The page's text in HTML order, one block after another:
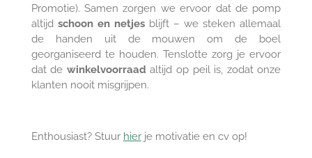
Promotie). Samen zorgen we ervoor dat de pomp
altijd schoon en netjesblijft – we steken allemaal
de handen uit de mouwen om de boel
georganiseerd te houden. Tenslotte zorg je ervoor
dat de winkelvoorraad altijd op peil is, zodat onze
klanten nooit misgrijpen.
Enthousiast? Stuur hierje motivatie en cv op!